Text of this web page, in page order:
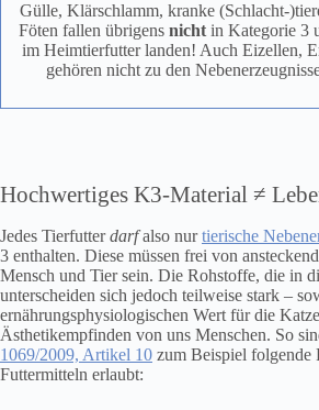
Gülle, Klärschlamm, kranke (Schlacht-
Föten fallen übrigens nichtin Kategorie 3
im Heimtierfutter landen! Auch Eizellen,
gehören nicht zu den
Hochwertiges K3-Material ≠
Jedes Tierfutterdarfalso nurtierische
3 enthalten. Diese müssen frei von
Mensch und Tier sein. Die Rohstoffe, die in
unterscheiden sich jedoch teilweise stark –
ernährungsphysiologischen Wert für die
Ästhetikempfinden von uns Menschen. So
1069/2009, Artikel 10 zum Beispiel folgende
Futtermitteln erlaubt: